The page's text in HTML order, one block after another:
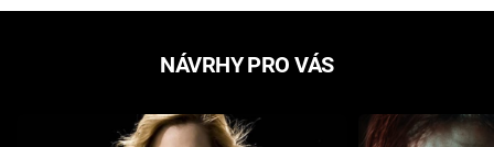
NÁVRHY PRO VÁS